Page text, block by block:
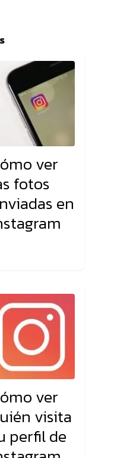
ver
fotos
en
ver
visita
perfil de